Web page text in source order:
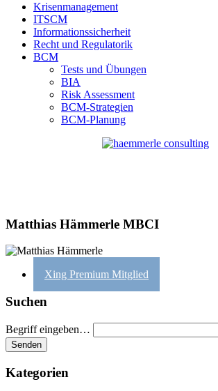
Krisenmanagement
ITSCM
Informationssicherheit
Recht und Regulatorik
BCM
Tests und Übungen
BIA
Risk Assessment
BCM-Strategien
BCM-Planung
Matthias Hämmerle MBCI
Xing Premium Mitglied
Suchen
Begriff eingeben…
Kategorien